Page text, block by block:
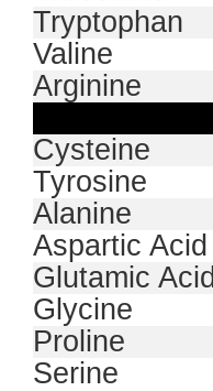
Tryptophan
Valine
Arginine
Cysteine
Tyrosine
Alanine
Aspartic Acid
Glutamic Acid
Glycine
Proline
Serine